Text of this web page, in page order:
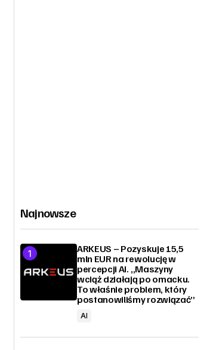
Najnowsze
ARKEUS – Pozyskuje 15,5
mln EUR na rewolucję w
percepcji AI. „Maszyny
wciąż działają po omacku.
To właśnie problem, który
postanowiliśmy rozwiązać”
AI